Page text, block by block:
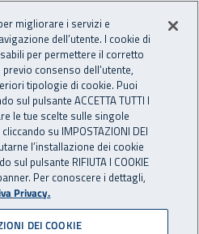
Nazionale
OPENDATA Apri cerca
lavoro
Dati con cadenza mensile
mensile
migliorare i servizi e
dell’utente. I cookie di
per permettere il corretto
consenso dell’utente,
tipologie di cookie. Puoi
sul pulsante ACCETTA TUTTI I
le tue scelte sulle singole
su IMPOSTAZIONI DEI
l’installazione dei cookie
sul pulsante RIFIUTA I COOKIE
Per conoscere i dettagli,
Privacy.
DEI COOKIE